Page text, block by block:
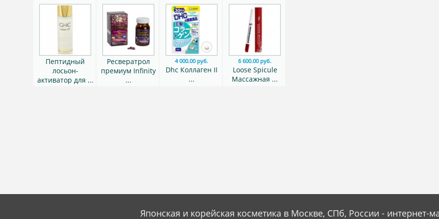
Пептидный
лосьон-
активатор для ...
Ресвератрол
премиум Infinity
...
4 000.00 руб.
Dhc Коллаген II
...
6 600.00 руб.
Loose Spicule
Массажная ...
Японская и корейская косметика в Москве, СПб, России - интернет-